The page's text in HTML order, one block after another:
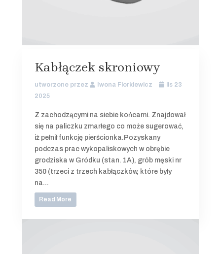
Kabłączek skroniowy
utworzone przez Iwona Florkiewicz
lis 23
2025
Z zachodzącymi na siebie końcami. Znajdował
się na paliczku zmarłego co może sugerować,
iż pełnił funkcję pierścionka.Pozyskany
podczas prac wykopaliskowych w obrębie
grodziska w Gródku (stan. 1A), grób męski nr
350 (trzeci z trzech kabłączków, które były
na...
Read More